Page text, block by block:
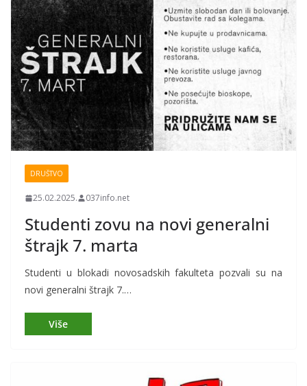
DRUŠTVO
25.02.2025. 037info.net
Studenti zovu na novi generalni
štrajk 7. marta
Studenti u blokadi novosadskih fakulteta pozvali su na
novi generalni štrajk 7.…